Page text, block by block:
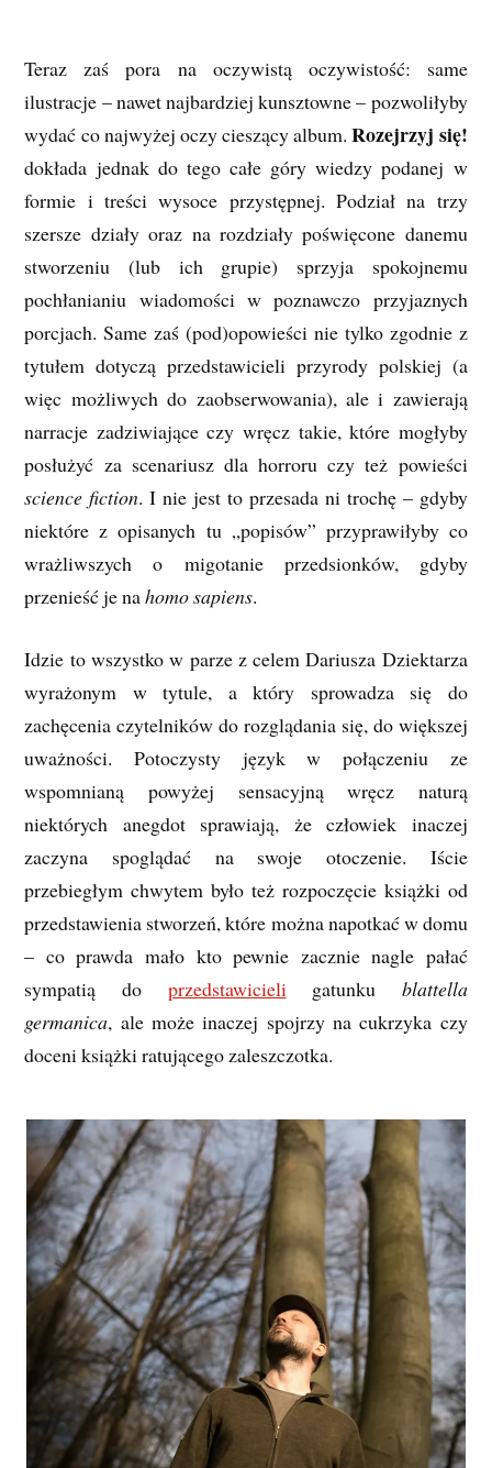
Teraz zaś pora na oczywistą oczywistość: same
ilustracje – nawet najbardziej kunsztowne – pozwoliłyby
wydać co najwyżej oczy cieszący album.Rozejrzyj się!
dokłada jednak do tego całe góry wiedzy podanej w
formie i treści wysoce przystępnej. Podział na trzy
szersze działy oraz na rozdziały poświęcone danemu
stworzeniu (lub ich grupie) sprzyja spokojnemu
pochłanianiu wiadomości w poznawczo przyjaznych
porcjach. Same zaś (pod)opowieści nie tylko zgodnie z
tytułem dotyczą przedstawicieli przyrody polskiej (a
więc możliwych do zaobserwowania), ale i zawierają
narracje zadziwiające czy wręcz takie, które mogłyby
posłużyć za scenariusz dla horroru czy też powieści
science fiction. I nie jest to przesada ni trochę – gdyby
niektóre z opisanych tu „popisów” przyprawiłyby co
wrażliwszych o migotanie przedsionków, gdyby
przenieść je nahomo sapiens.
Idzie to wszystko w parze z celem Dariusza Dziektarza
wyrażonym w tytule, a który sprowadza się do
zachęcenia czytelników do rozglądania się, do większej
uważności. Potoczysty język w połączeniu ze
wspomnianą powyżej sensacyjną wręcz naturą
niektórych anegdot sprawiają, że człowiek inaczej
zaczyna spoglądać na swoje otoczenie. Iście
przebiegłym chwytem było też rozpoczęcie książki od
przedstawienia stworzeń, które można napotkać w domu
– co prawda mało kto pewnie zacznie nagle pałać
sympatią do przedstawicieli gatunku blattella
germanica, ale może inaczej spojrzy na cukrzyka czy
doceni książki ratującego zaleszczotka.